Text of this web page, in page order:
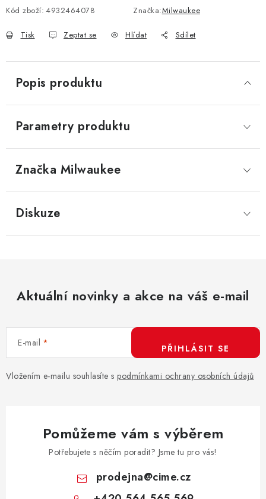
Kód zboží: 4932464078 Značka:Milwaukee
Tisk Zeptat se Hlídat Sdílet
Popis produktu
Parametry produktu
Značka Milwaukee
Diskuze
Aktuální novinky a akce na váš e-mail
E-mail
Vložením e-mailu souhlasíte s podmínkami ochrany osobních údajů
PŘIHLÁSIT SE
Pomůžeme vám s výběrem
Potřebujete s něčím poradit? Jsme tu pro vás!
prodejna@cime.cz